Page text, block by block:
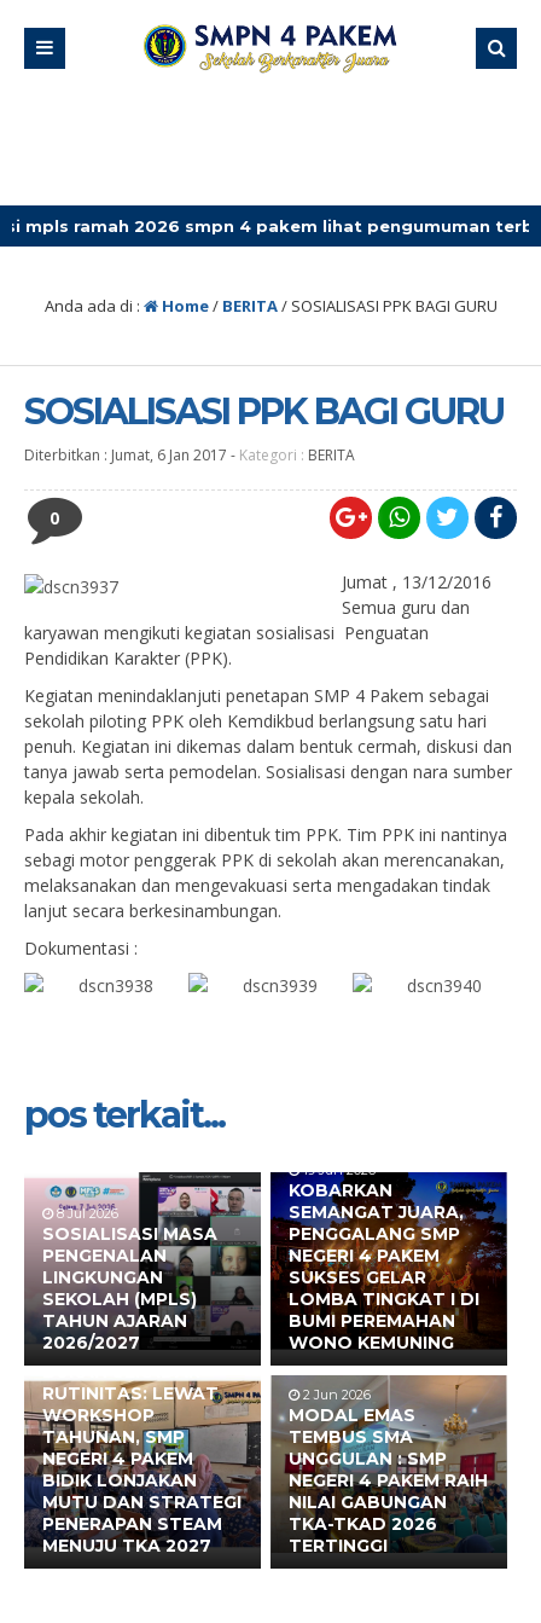
2026 smpn 4 pakem lihat pengumuman terbaru
Anda ada di : Home/ BERITA/ SOSIALISASI PPK BAGI GURU
SOSIALISASI PPK BAGI GURU
Diterbitkan : Jumat, 6 Jan 2017 - Kategori : BERITA
0
Jumat , 13/12/2016
Semua guru dan
karyawan mengikuti kegiatan sosialisasi Penguatan
Pendidikan Karakter (PPK).
Kegiatan menindaklanjuti penetapan SMP 4 Pakem sebagai
sekolah piloting PPK oleh Kemdikbud berlangsung satu hari
penuh. Kegiatan ini dikemas dalam bentuk cermah, diskusi dan
tanya jawab serta pemodelan. Sosialisasi dengan nara sumber
kepala sekolah.
Pada akhir kegiatan ini dibentuk tim PPK. Tim PPK ini nantinya
sebagi motor penggerak PPK di sekolah akan merencanakan,
melaksanakan dan mengevakuasi serta mengadakan tindak
lanjut secara berkesinambungan.
Dokumentasi :
pos terkait...
8 Jul 2026
SOSIALISASI MASA
PENGENALAN
LINGKUNGAN
SEKOLAH (MPLS)
TAHUN AJARAN
2026/2027
19 Jun 2026
KOBARKAN
SEMANGAT JUARA,
PENGGALANG SMP
NEGERI 4 PAKEM
SUKSES GELAR
LOMBA TINGKAT I DI
BUMI PEREMAHAN
WONO KEMUNING
17 Jun 2026
BUKAN SEKADAR
RUTINITAS: LEWAT
WORKSHOP
TAHUNAN, SMP
NEGERI 4 PAKEM
BIDIK LONJAKAN
MUTU DAN STRATEGI
PENERAPAN STEAM
MENUJU TKA 2027
2 Jun 2026
MODAL EMAS
TEMBUS SMA
UNGGULAN : SMP
NEGERI 4 PAKEM RAIH
NILAI GABUNGAN
TKA-TKAD 2026
TERTINGGI